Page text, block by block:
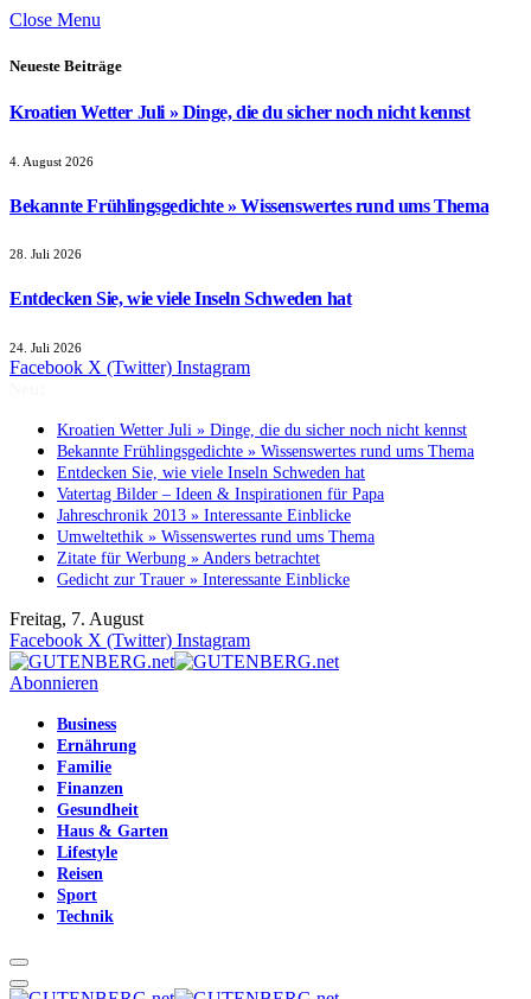
Close Menu
Neueste Beiträge
Kroatien Wetter Juli » Dinge, die du sicher noch nicht kennst
4. August 2026
Bekannte Frühlingsgedichte » Wissenswertes rund ums Thema
28. Juli 2026
Entdecken Sie, wie viele Inseln Schweden hat
24. Juli 2026
Facebook X (Twitter) Instagram
Kroatien Wetter Juli » Dinge, die du sicher noch nicht kennst
Bekannte Frühlingsgedichte » Wissenswertes rund ums Thema
Entdecken Sie, wie viele Inseln Schweden hat
Vatertag Bilder – Ideen & Inspirationen für Papa
Jahreschronik 2013 » Interessante Einblicke
Umweltethik » Wissenswertes rund ums Thema
Zitate für Werbung » Anders betrachtet
Gedicht zur Trauer » Interessante Einblicke
Freitag, 7. August
Facebook X (Twitter) Instagram
Abonnieren
Business
Ernährung
Familie
Finanzen
Gesundheit
Haus & Garten
Lifestyle
Reisen
Sport
Technik